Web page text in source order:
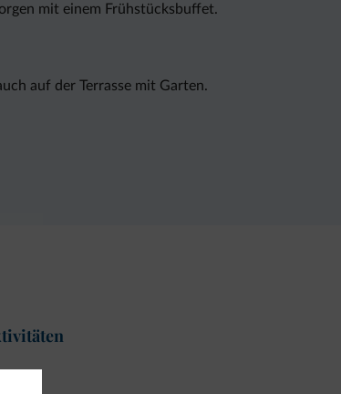
mit einem Frühstücksbuffet.
auf der Terrasse mit Garten.